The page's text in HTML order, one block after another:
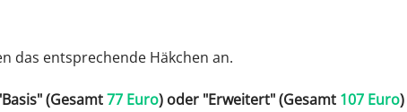
das entsprechende Häkchen an.
(Gesamt77 Euro) oder "Erweitert"(Gesamt 107 Euro)